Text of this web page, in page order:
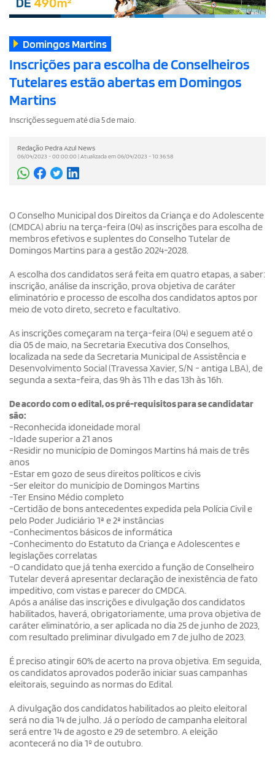
Domingos Martins
Inscrições para escolha de Conselheiros
Tutelares estão abertas em Domingos
Martins
Inscrições seguem até dia 5 de maio.
Redação Pedra Azul News
06/04/2023 - 00:00:00 | Atualizada em 06/04/2023 - 10:36:58
O Conselho Municipal dos Direitos da Criança e do Adolescente
(CMDCA) abriu na terça-feira (04) as inscrições para escolha de
membros efetivos e suplentes do Conselho Tutelar de
Domingos Martins para a gestão 2024-2028.
A escolha dos candidatos será feita em quatro etapas, a saber:
inscrição, análise da inscrição, prova objetiva de caráter
eliminatório e processo de escolha dos candidatos aptos por
meio de voto direto, secreto e facultativo.
As inscrições começaram na terça-feira (04) e seguem até o
dia 05 de maio, na Secretaria Executiva dos Conselhos,
localizada na sede da Secretaria Municipal de Assistência e
Desenvolvimento Social (Travessa Xavier, S/N - antiga LBA), de
segunda a sexta-feira, das 9h às 11h e das 13h às 16h.
De acordo com o edital, os pré-requisitos para se candidatar
são:
-Reconhecida idoneidade moral
-Idade superior a 21 anos
-Residir no município de Domingos Martins há mais de três
anos
-Estar em gozo de seus direitos políticos e civis
-Ser eleitor do município de Domingos Martins
-Ter Ensino Médio completo
-Certidão de bons antecedentes expedida pela Polícia Civil e
pelo Poder Judiciário 1ª e 2ª instâncias
-Conhecimentos básicos de informática
-Conhecimento do Estatuto da Criança e Adolescentes e
legislações correlatas
-O candidato que já tenha exercido a função de Conselheiro
Tutelar deverá apresentar declaração de inexistência de fato
impeditivo, com vistas e parecer do CMDCA.
Após a análise das inscrições e divulgação dos candidatos
habilitados, haverá, obrigatoriamente, uma prova objetiva de
caráter eliminatório, a ser aplicada no dia 25 de junho de 2023,
com resultado preliminar divulgado em 7 de julho de 2023.
É preciso atingir 60% de acerto na prova objetiva. Em seguida,
os candidatos aprovados poderão iniciar suas campanhas
eleitorais, seguindo as normas do Edital.
A divulgação dos candidatos habilitados ao pleito eleitoral
será no dia 14 de julho. Já o período de campanha eleitoral
será entre 14 de agosto e 29 de setembro. A eleição
acontecerá no dia 1º de outubro.